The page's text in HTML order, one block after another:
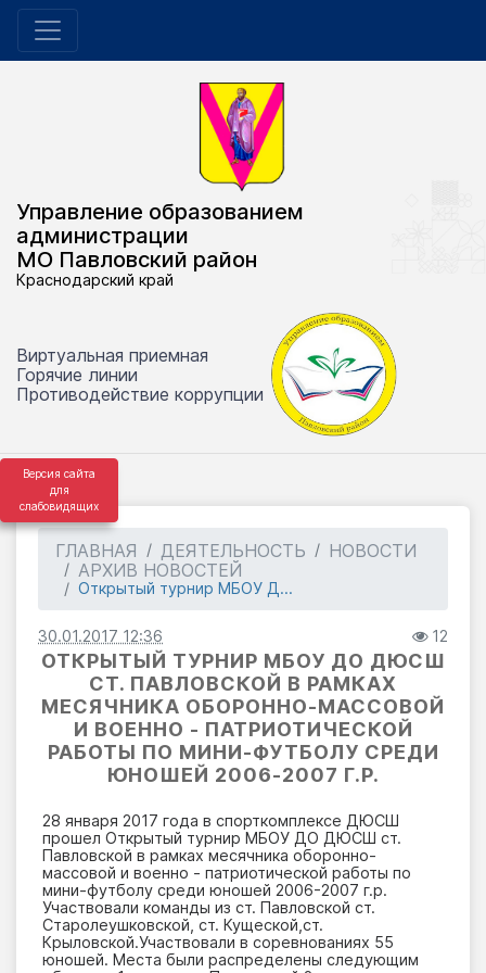
Версия сайта
для
слабовидящих
Управление образованием
администрации
МО Павловский район
Краснодарский край
Виртуальная приемная
Горячие линии
Противодействие коррупции
ГЛАВНАЯ ДЕЯТЕЛЬНОСТЬ
НОВОСТИ
АРХИВ НОВОСТЕЙ
Открытый турнир МБОУ Д...
30.01.2017 12:36 12
ОТКРЫТЫЙ ТУРНИР МБОУ ДО ДЮСШ
СТ. ПАВЛОВСКОЙ В РАМКАХ
МЕСЯЧНИКА ОБОРОННО-МАССОВОЙ
И ВОЕННО - ПАТРИОТИЧЕСКОЙ
РАБОТЫ ПО МИНИ-ФУТБОЛУ СРЕДИ
ЮНОШЕЙ 2006-2007 Г.Р.
28 января 2017 года в спорткомплексе ДЮСШ
прошел Открытый турнир МБОУ ДО ДЮСШ ст.
Павловской в рамках месячника оборонно-
массовой и военно - патриотической работы по
мини-футболу среди юношей 2006-2007 г.р.
Участвовали команды из ст. Павловской ст.
Старолеушковской, ст. Кущеской,ст.
Крыловской.Участвовали в соревнованиях 55
юношей. Места были распределены следующим